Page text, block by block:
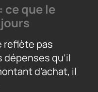
ce que le
reflète pas
qu’il
d’achat, il